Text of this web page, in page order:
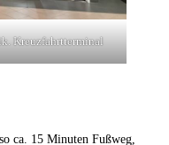
Kreuzfahrtterminal
ca. 15 Minuten Fußweg,